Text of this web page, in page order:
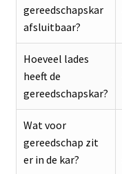
gereedschapskar
afsluitbaar?
Hoeveel lades
heeft de
gereedschapskar?
Wat voor
gereedschap zit
er in de kar?